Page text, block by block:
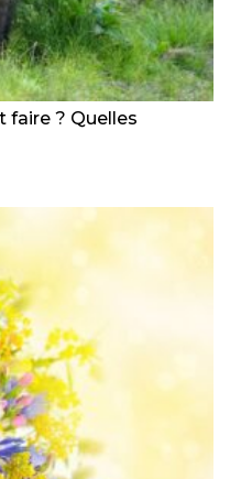
faire ? Quelles